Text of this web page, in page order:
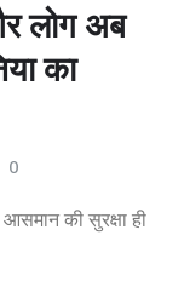
लोग अब
का
0
की सुरक्षा ही